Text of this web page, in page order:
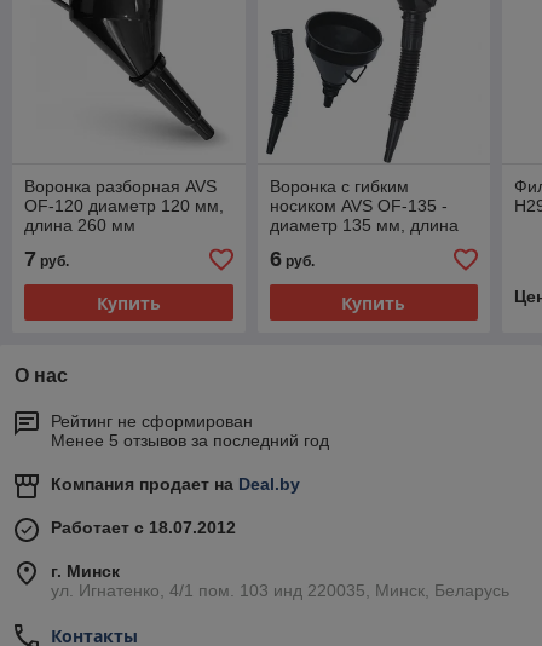
Воронка разборная AVS
OF-120 диаметр 120 мм,
длина 260 мм
7 руб.
Купить
Воронка с гибким
носиком AVS OF-135 -
диаметр 135 мм, длина
6руб.
Купить
О нас
Рейтинг не сформирован
Менее 5 отзывов за последний год
Компания продает на Deal.by
Работает с 18.07.2012
г. Минск
ул. Игнатенко, 4/1 пом. 103 инд 220035, Минск, Беларусь
Контакты